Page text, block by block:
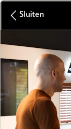
Sluiten